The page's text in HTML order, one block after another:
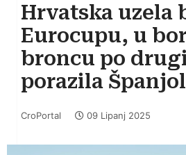
Hrvatska uzela
Eurocupu, u
broncu po
porazila
CroPortal 09 Lipanj 2025